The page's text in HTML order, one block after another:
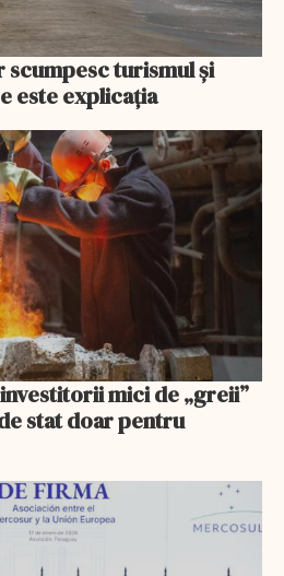
turismul și
este explicația
mici de „greii”
stat doar pentru